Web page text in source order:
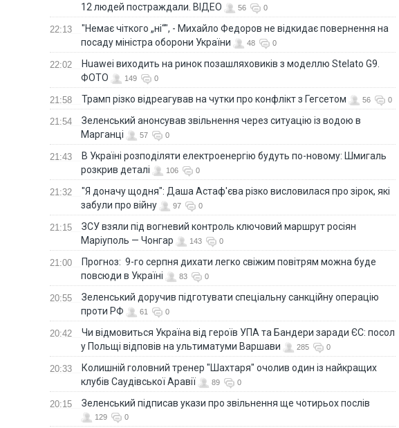
12 людей постраждали. ВІДЕО
56 0
22:13
"Немає чіткого „ні“", - Михайло Федоров не відкидає повернення на
посаду міністра оборони України
48 0
22:02
Huawei виходить на ринок позашляховиків з моделлю Stelato G9.
ФОТО
149 0
21:58 Трамп різко відреагував на чутки про конфлікт з Гегсетом 56 0
21:54
Зеленський анонсував звільнення через ситуацію із водою в
Марганці
57 0
21:43
В Україні розподіляти електроенергію будуть по-новому: Шмигаль
розкрив деталі
106 0
21:32
"Я доначу щодня": Даша Астаф'єва різко висловилася про зірок, які
забули про війну
97 0
21:15
ЗСУ взяли під вогневий контроль ключовий маршрут росіян
Маріуполь — Чонгар
143 0
21:00
Прогноз: 9-го серпня дихати легко свіжим повітрям можна буде
повсюди в Україні
83 0
20:55
Зеленський доручив підготувати спеціальну санкційну операцію
проти РФ
61 0
20:42
Чи відмовиться Україна від героїв УПА та Бандери заради ЄС: посол
у Польщі відповів на ультиматуми Варшави
285 0
20:33
Колишній головний тренер "Шахтаря" очолив один із найкращих
клубів Саудівської Аравії
89 0
20:15 Зеленський підписав укази про звільнення ще чотирьох послів
129 0